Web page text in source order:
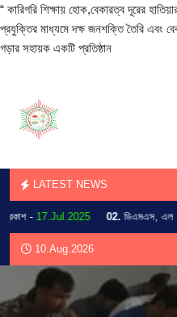
“ কারিগরি শিক্ষায় হোক,বেকারত্ব দূরের
প্রযুক্তির মাধ্যমে দক্ষ জনশক্তি তৈরি এবং
গড়ার সহায়ক একটি প্রতিষ্ঠান
LATEST NEWS
-17.Jul.2025 02. ডিএমএস, এল ,এম
10.Aug.2026